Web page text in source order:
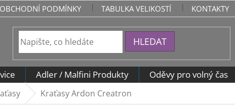
OBCHODNÍ PODMÍNKY TABULKA VELIKOSTÍ KONTAKTY
HLEDAT
Adler / Malfini Produkty Oděvy pro volný čas
Kraťasy Ardon Creatron